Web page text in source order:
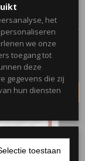
Parking Sign
UITVERKOCHT
het
we onze
toegang tot
deze
gegevens die zij
hun diensten
toestaan